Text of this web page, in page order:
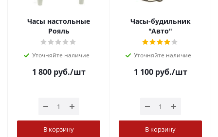
Часы настольные
Рояль
Уточняйте наличие
1 800руб./шт
В корзину
Часы-будильник
"Авто"
Уточняйте наличие
1 100руб./шт
В корзину